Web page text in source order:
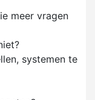
meer vragen
systemen te